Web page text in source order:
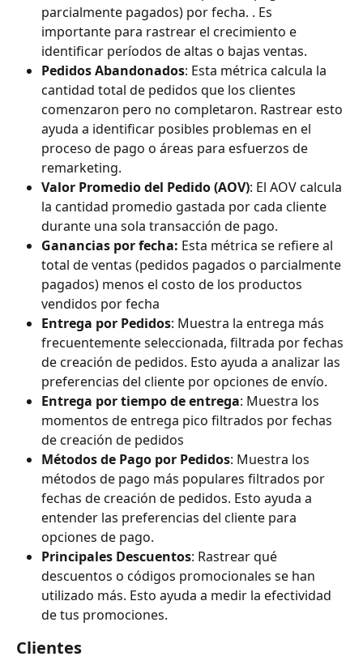
parcialmente pagados) por fecha. . Es
importante para rastrear el crecimiento e
identificar períodos de altas o bajas ventas.
Pedidos Abandonados: Esta métrica calcula la
cantidad total de pedidos que los clientes
comenzaron pero no completaron. Rastrear esto
ayuda a identificar posibles problemas en el
proceso de pago o áreas para esfuerzos de
remarketing.
Valor Promedio del Pedido (AOV): El AOV calcula
la cantidad promedio gastada por cada cliente
durante una sola transacción de pago.
Ganancias por fecha: Esta métrica se refiere al
total de ventas (pedidos pagados o parcialmente
pagados) menos el costo de los productos
vendidos por fecha
Entrega por Pedidos: Muestra la entrega más
frecuentemente seleccionada, filtrada por fechas
de creación de pedidos. Esto ayuda a analizar las
preferencias del cliente por opciones de envío.
Entrega por tiempo de entrega: Muestra los
momentos de entrega pico filtrados por fechas
de creación de pedidos
Métodos de Pago por Pedidos: Muestra los
métodos de pago más populares filtrados por
fechas de creación de pedidos. Esto ayuda a
entender las preferencias del cliente para
opciones de pago.
Principales Descuentos: Rastrear qué
descuentos o códigos promocionales se han
utilizado más. Esto ayuda a medir la efectividad
de tus promociones.
Clientes